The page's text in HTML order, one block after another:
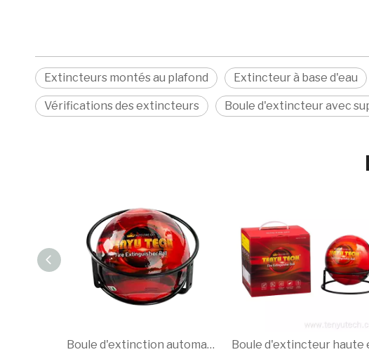
Extincteurs montés au plafond Extincteur à base d'eau
Vérifications des extincteurs Boule d'extincteur avec
Boule d'extinction automatique de 4 kg, extincteur à poudre à séchage rapide, essentiel pour la sécurité